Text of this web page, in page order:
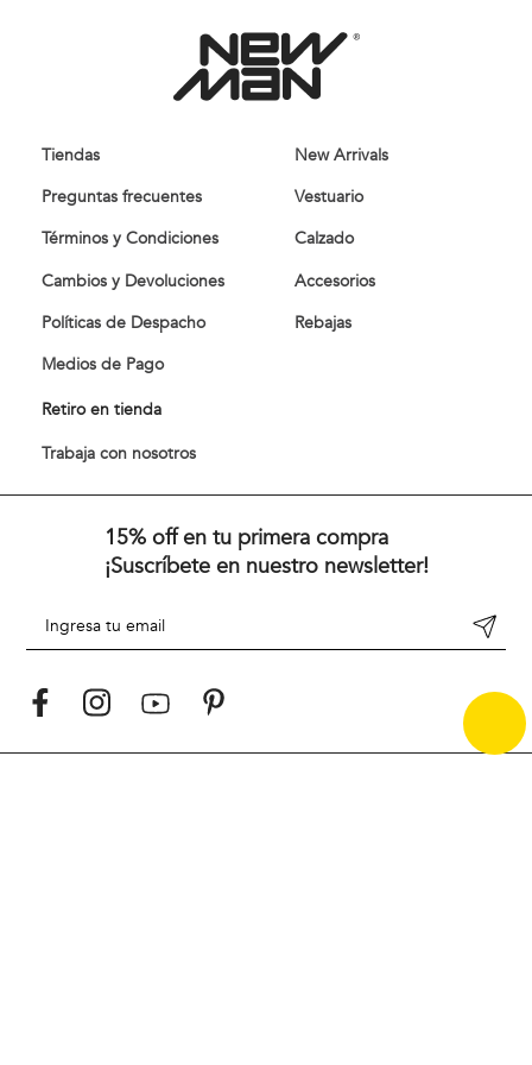
Tiendas
Preguntas frecuentes
Términos y Condiciones
Cambios y Devoluciones
Políticas de Despacho
Medios de Pago
Retiro en tienda
Trabaja con nosotros
New Arrivals
Vestuario
Calzado
Accesorios
Rebajas
15% off en tu primera compra
¡Suscríbete en nuestro newsletter!